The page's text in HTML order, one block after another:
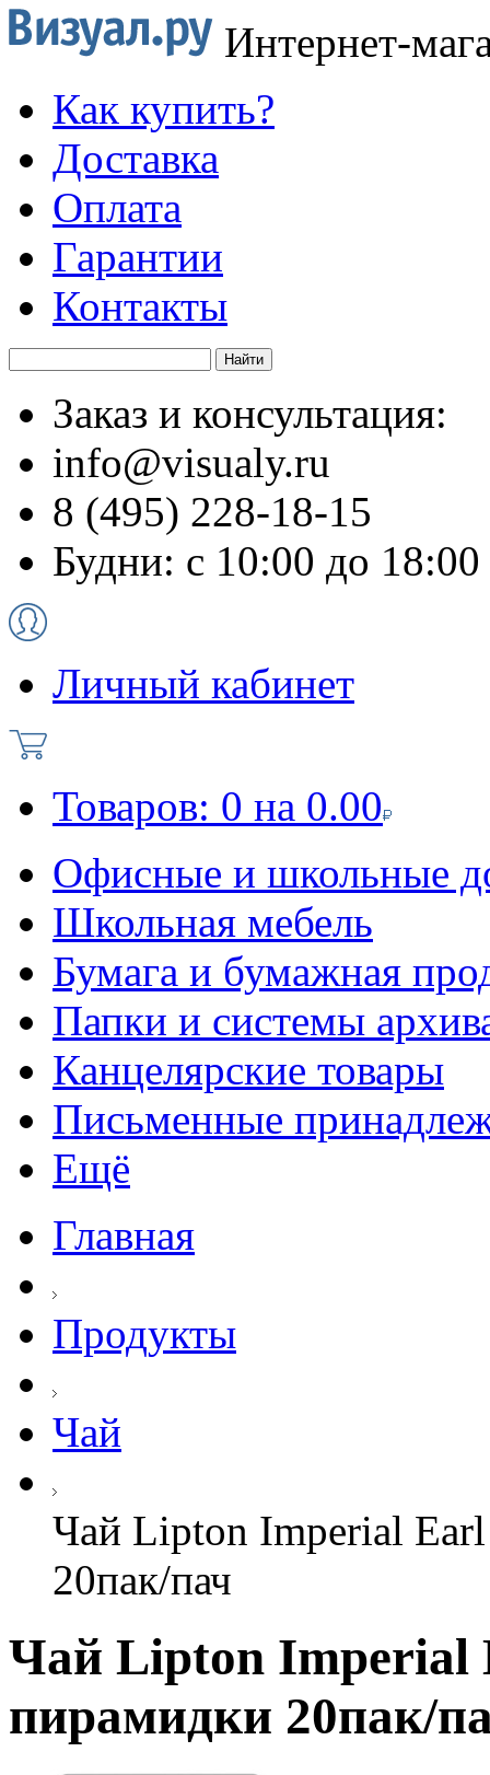
Интернет-
Как купить?
Доставка
Оплата
Гарантии
Контакты
Заказ и консультация:
info@visualy.ru
8 (495) 228-18-15
Будни: с 10:00 до 18:00
Личный кабинет
Товаров: 0 на 0.00
Офисные и школьные
Школьная мебель
Бумага и бумажная
Папки и системы
Канцелярские товары
Письменные
Ещё
Главная
Продукты
Чай
Чай Lipton Imperial
20пак/пач
Чай Lipton Imperial
пирамидки 20пак/